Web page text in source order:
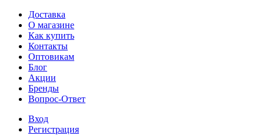
Доставка
О магазине
Как купить
Контакты
Оптовикам
Блог
Акции
Бренды
Вопрос-Ответ
Вход
Регистрация